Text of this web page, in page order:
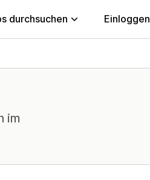
durchsuchen Einloggen
im